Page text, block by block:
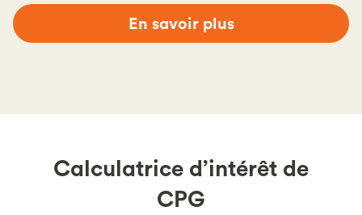
En savoir plus
Calculatrice d’intérêt de
CPG